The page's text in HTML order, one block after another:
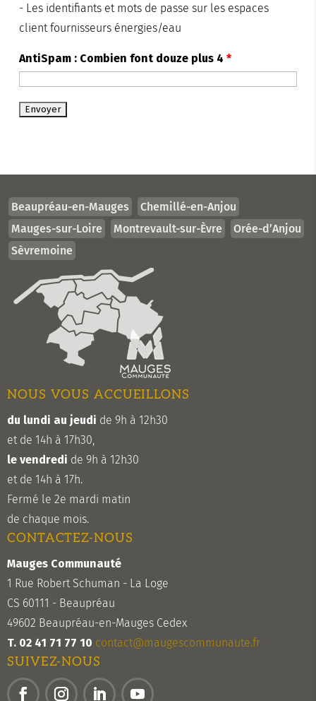
- Les identifiants et mots de passe sur les espaces
client fournisseurs énergies/eau
AntiSpam : Combien font douze plus 4*
Beaupréau-en-Mauges
Chemillé-en-Anjou
Mauges-sur-Loire
Montrevault-sur-Èvre
Orée-d’Anjou
Sèvremoine
NOUS VOUS ACCUEILLONS
du lundi au jeudi de 9h à 12h30
et de 14h à 17h30,
le vendredi de 9h à 12h30
et de 14h à 17h.
Fermé le 2e mardi matin
de chaque mois.
CONTACTEZ-NOUS
Mauges Communauté
1 Rue Robert Schuman - La Loge
CS 60111 - Beaupréau
49602 Beaupréau-en-Mauges Cedex
T. 02 41 71 77 10 contact@maugescommunaute.fr
SUIVEZ-NOUS